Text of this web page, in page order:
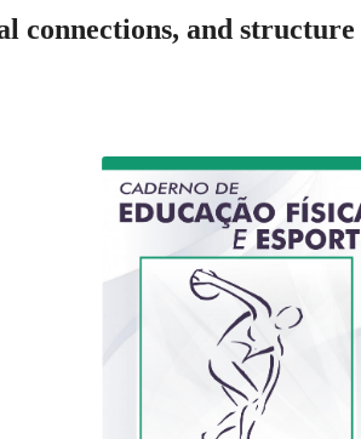
connections, and